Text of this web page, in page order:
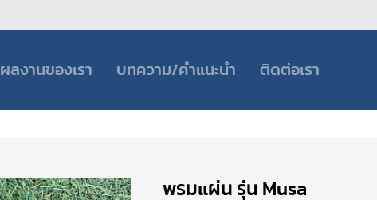
ผลงานของเรา บทความ/คำแนะนำ ติดต่อเรา
พรมแผ่น รุ่น Musa